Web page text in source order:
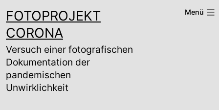
Inhalt
springen
FOTOPROJEKT
CORONA
Versuch einer fotografischen
Dokumentation der
pandemischen
Unwirklichkeit
Menü